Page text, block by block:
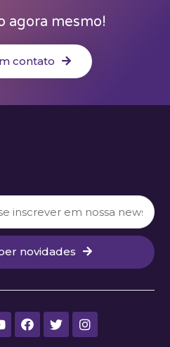
agora mesmo!
contato
novidades